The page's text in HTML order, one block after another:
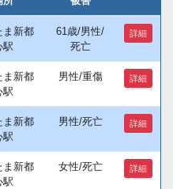
ま新都
駅
61歳/男性/
死亡
詳細
ま新都
駅
男性/重傷 詳細
ま新都
駅
男性/死亡 詳細
ま新都
駅
女性/死亡 詳細